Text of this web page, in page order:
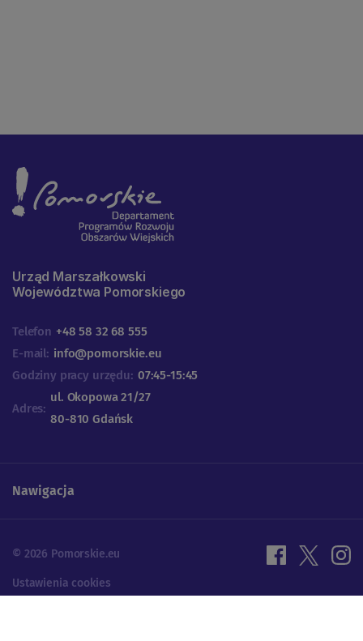
Urząd Marszałkowski
Województwa Pomorskiego
Telefon +48 58 32 68 555
E-mail: info@pomorskie.eu
Godziny pracy urzędu: 07:45-15:45
Adres:
ul. Okopowa 21/27
80-810 Gdańsk
Nawigacja
© 2026 Pomorskie.eu
Ustawienia cookies